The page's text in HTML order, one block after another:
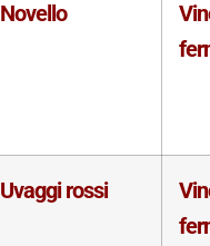
Novello
Uvaggi rossi